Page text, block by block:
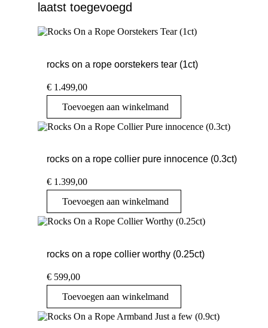
laatst toegevoegd
rocks on a rope oorstekers tear (1ct)
€ 1.499,00
Toevoegen aan winkelmand
rocks on a rope collier pure innocence (0.3ct)
€ 1.399,00
Toevoegen aan winkelmand
rocks on a rope collier worthy (0.25ct)
€ 599,00
Toevoegen aan winkelmand